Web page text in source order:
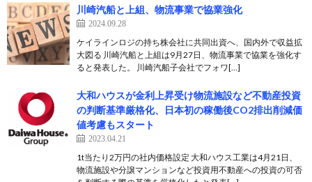
川崎汽船と上組、物流事業で協業強化
2024.09.28
ケイラインロジの持ち株会社に共同出資へ、国内外で収益拡
大図る 川崎汽船と上組は9月27日、物流事業で協業を強化す
ると発表した。 川崎汽船子会社でフォワ[…]
大和ハウスが金利上昇受け物流施設など不動産投資
の判断基準厳格化、日本初の稼働後CO2排出削減価
値考慮もスタート
2023.04.21
1t当たり2万円の社内価格設定 大和ハウス工業は4月21日、
物流施設や分譲マンションなど投資用不動産への投資の可否